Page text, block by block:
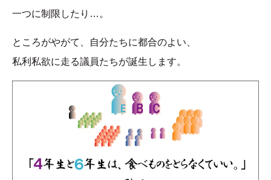
一つに制限したり…。
ところがやがて、自分たちに都合のよい、
私利私欲に走る議員たちが誕生します。